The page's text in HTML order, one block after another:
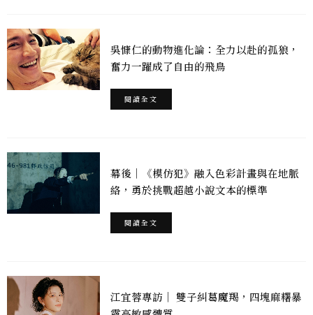
吳慷仁的動物進化論：全力以赴的孤狼，
奮力一躍成了自由的飛鳥
閱讀全文
幕後｜《模仿犯》融入色彩計畫與在地脈
絡，勇於挑戰超越小說文本的標準
閱讀全文
江宜蓉專訪｜ 雙子糾葛魔羯，四塊麻糬暴